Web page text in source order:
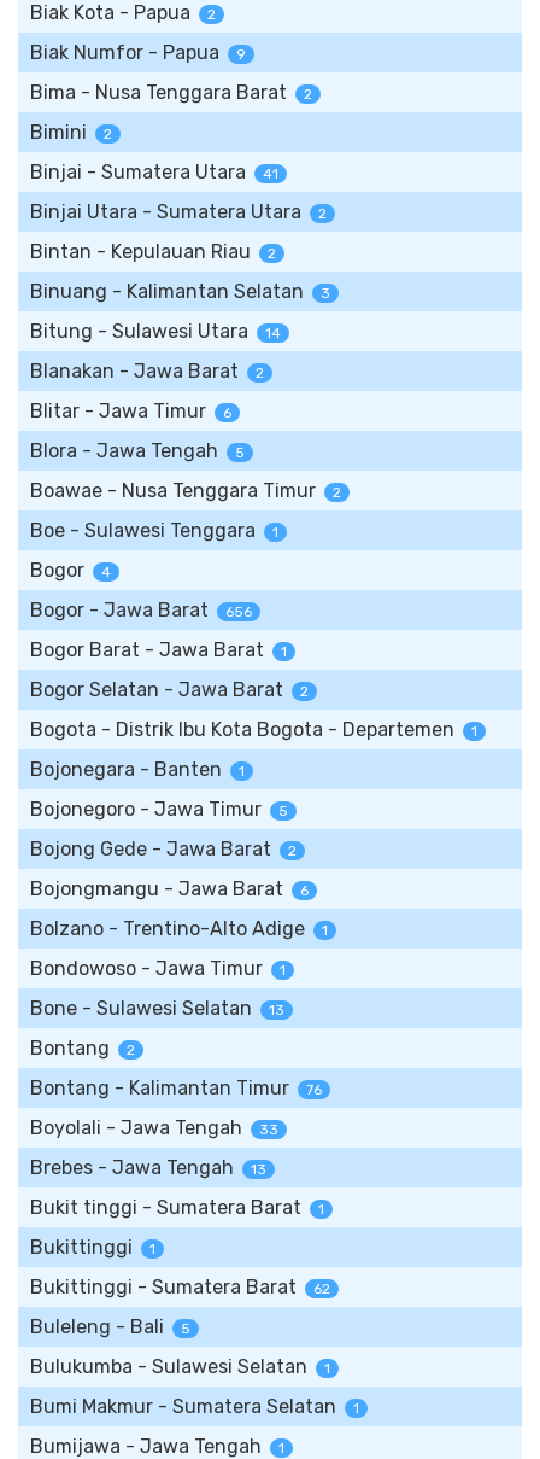
Biak Kota - Papua 2
Biak Numfor - Papua 9
Bima - Nusa Tenggara Barat 2
Bimini 2
Binjai - Sumatera Utara 41
Binjai Utara - Sumatera Utara 2
Bintan - Kepulauan Riau 2
Binuang - Kalimantan Selatan 3
Bitung - Sulawesi Utara 14
Blanakan - Jawa Barat 2
Blitar - Jawa Timur 6
Blora - Jawa Tengah 5
Boawae - Nusa Tenggara Timur 2
Boe - Sulawesi Tenggara 1
Bogor 4
Bogor - Jawa Barat 656
Bogor Barat - Jawa Barat 1
Bogor Selatan - Jawa Barat 2
Bogota - Distrik Ibu Kota Bogota - Departemen 1
Bojonegara - Banten 1
Bojonegoro - Jawa Timur 5
Bojong Gede - Jawa Barat 2
Bojongmangu - Jawa Barat 6
Bolzano - Trentino-Alto Adige 1
Bondowoso - Jawa Timur 1
Bone - Sulawesi Selatan 13
Bontang 2
Bontang - Kalimantan Timur 76
Boyolali - Jawa Tengah 33
Brebes - Jawa Tengah 13
Bukit tinggi - Sumatera Barat 1
Bukittinggi 1
Bukittinggi - Sumatera Barat 62
Buleleng - Bali 5
Bulukumba - Sulawesi Selatan 1
Bumi Makmur - Sumatera Selatan 1
Bumijawa - Jawa Tengah 1